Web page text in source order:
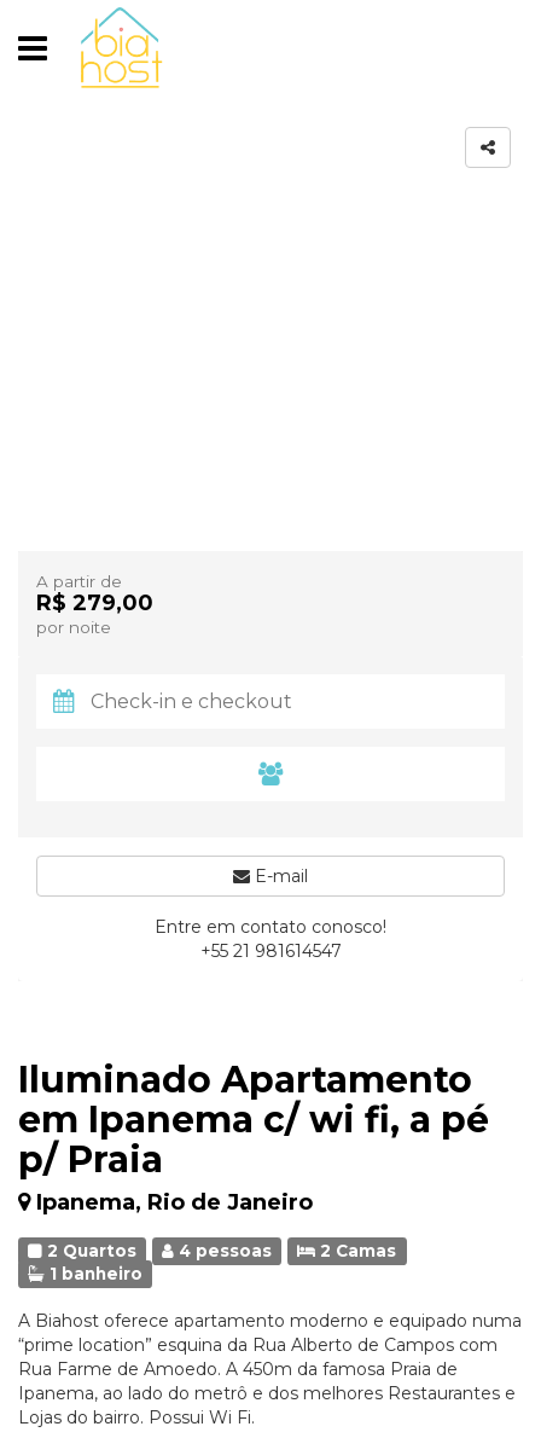
Iluminado Apartamento
em Ipanema c/ wi fi, a pé
p/ Praia
Ipanema, Rio de Janeiro
2 Quartos 4 pessoas
2 Camas
1 banheiro
A Biahost oferece apartamento moderno e equipado numa
“prime location” esquina da Rua Alberto de Campos com
Rua Farme de Amoedo. A 450m da famosa Praia de
Ipanema, ao lado do metrô e dos melhores Restaurantes e
Lojas do bairro. Possui Wi Fi.
A partir de
R$ 279,00
por noite
E-mail
Entre em contato conosco!
+55 21 981614547